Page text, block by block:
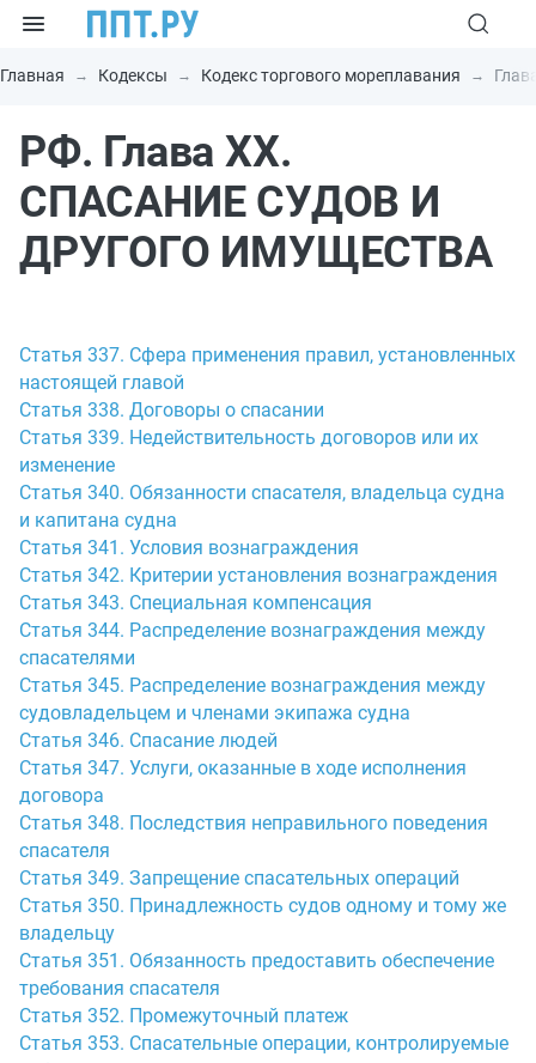
Главная Кодексы Кодекс торгового мореплавания
РФ. Глава XX.
СПАСАНИЕ СУДОВ И
ДРУГОГО ИМУЩЕСТВА
Статья 337. Сфера применения правил, установленных
настоящей главой
Статья 338. Договоры о спасании
Статья 339. Недействительность договоров или их
изменение
Статья 340. Обязанности спасателя, владельца судна
и капитана судна
Статья 341. Условия вознаграждения
Статья 342. Критерии установления вознаграждения
Статья 343. Специальная компенсация
Статья 344. Распределение вознаграждения между
спасателями
Статья 345. Распределение вознаграждения между
судовладельцем и членами экипажа судна
Статья 346. Спасание людей
Статья 347. Услуги, оказанные в ходе исполнения
договора
Статья 348. Последствия неправильного поведения
спасателя
Статья 349. Запрещение спасательных операций
Статья 350. Принадлежность судов одному и тому же
владельцу
Статья 351. Обязанность предоставить обеспечение
требования спасателя
Статья 352. Промежуточный платеж
Статья 353. Спасательные операции, контролируемые